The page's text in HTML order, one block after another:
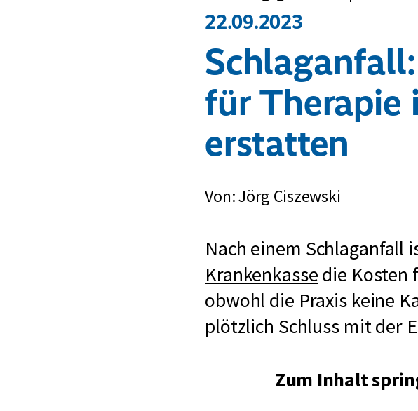
22.09.2023
für Therapie
erstatten
Von: Jörg Ciszewski
Nach einem Schlaganfall
Krankenkassedie Kosten
obwohl die Praxis keine
plötzlich Schluss mit der
Zum Inhalt